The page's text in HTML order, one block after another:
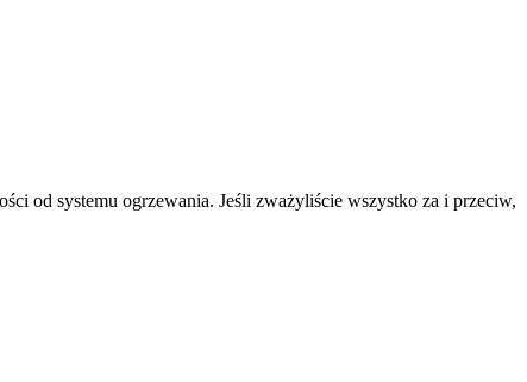
od systemu ogrzewania. Jeśli zważyliście wszystko za i przeciw,